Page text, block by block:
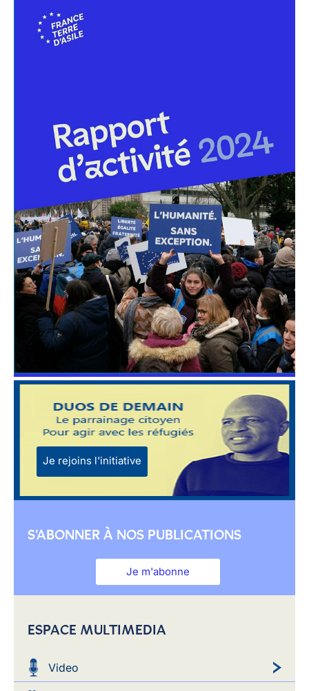
Je rejoins l'initiative
S'ABONNER À NOS PUBLICATIONS
Je m'abonne
ESPACE MULTIMEDIA
Video